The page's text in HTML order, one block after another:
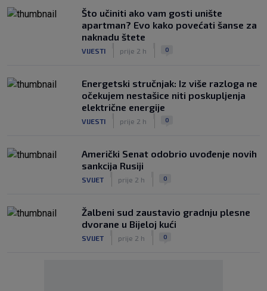
Što učiniti ako vam gosti unište
apartman? Evo kako povećati šanse za
naknadu štete
VIJESTI prije 2 h 0
Energetski stručnjak: Iz više razloga ne
očekujem nestašice niti poskupljenja
električne energije
VIJESTI prije 2 h 0
Američki Senat odobrio uvođenje novih
sankcija Rusiji
SVIJET prije 2 h 0
Žalbeni sud zaustavio gradnju plesne
dvorane u Bijeloj kući
SVIJET prije 2 h 0